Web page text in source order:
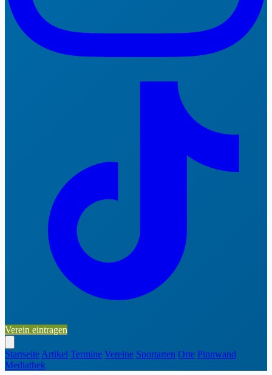
Verein eintragen
Startseite Artikel Termine Vereine Sportarten Orte Pinnwand
Mediathek